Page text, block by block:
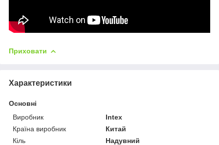
Приховати
Характеристики
Основні
Виробник
Intex
Країна виробник
Китай
Кіль
Надувний